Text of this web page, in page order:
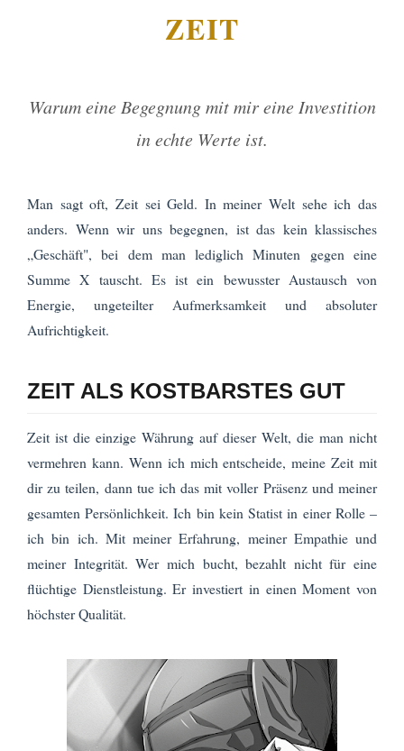
ZEIT
Warum eine Begegnung mit mir eine Investition
in echte Werte ist.
Man sagt oft, Zeit sei Geld. In meiner Welt sehe ich das
anders. Wenn wir uns begegnen, ist das kein klassisches
„Geschäft", bei dem man lediglich Minuten gegen eine
Summe X tauscht. Es ist ein bewusster Austausch von
Energie, ungeteilter Aufmerksamkeit und absoluter
Aufrichtigkeit.
ZEIT ALS KOSTBARSTES GUT
Zeit ist die einzige Währung auf dieser Welt, die man nicht
vermehren kann. Wenn ich mich entscheide, meine Zeit mit
dir zu teilen, dann tue ich das mit voller Präsenz und meiner
gesamten Persönlichkeit. Ich bin kein Statist in einer Rolle –
ich bin ich. Mit meiner Erfahrung, meiner Empathie und
meiner Integrität. Wer mich bucht, bezahlt nicht für eine
flüchtige Dienstleistung. Er investiert in einen Moment von
höchster Qualität.